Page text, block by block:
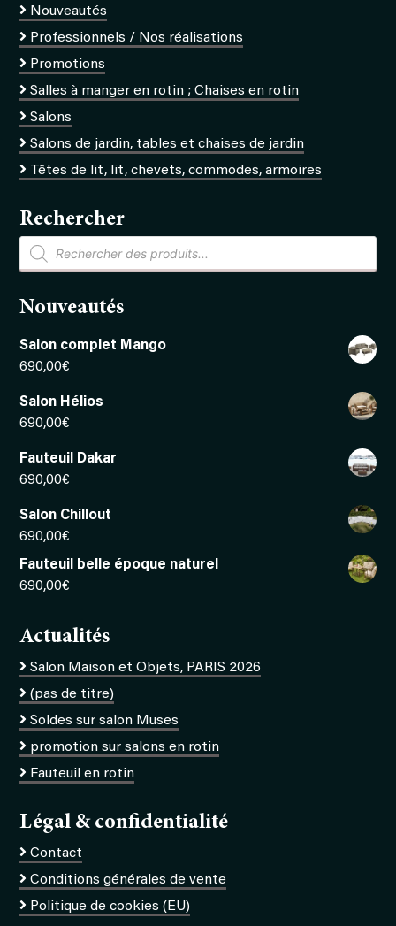
Nouveautés
Professionnels / Nos réalisations
Promotions
Salles à manger en rotin ; Chaises en rotin
Salons
Salons de jardin, tables et chaises de jardin
Têtes de lit, lit, chevets, commodes, armoires
Rechercher
Recherche
de
produits
Nouveautés
Salon complet Mango
690,00€
Salon Hélios
690,00€
Fauteuil Dakar
690,00€
Salon Chillout
690,00€
Fauteuil belle époque naturel
690,00€
Actualités
Salon Maison et Objets, PARIS 2026
(pas de titre)
Soldes sur salon Muses
promotion sur salons en rotin
Fauteuil en rotin
Légal & confidentialité
Contact
Conditions générales de vente
Politique de cookies (EU)